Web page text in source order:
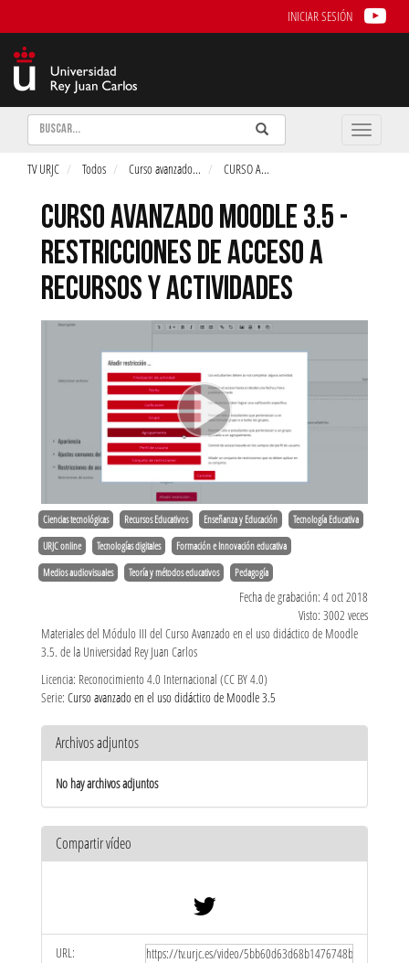
INICIAR SESIÓN
Buscar Enviar
Buscar
Toggle
TV URJC Todos Curso avanzado... CURSO A...
CURSO AVANZADO MOODLE 3.5 -
RESTRICCIONES DE ACCESO A
RECURSOS Y ACTIVIDADES
Ciencias tecnológicas Recursos Educativos Enseñanza y Educación Tecnología Educativa
URJC online Tecnologías digitales Formación e Innovación educativa
Medios audiovisuales Teoría y métodos educativos Pedagogía
Fecha de grabación: 4 oct 2018
Visto: 3002 veces
Materiales del Módulo III del Curso Avanzado en el uso didáctico de Moodle
3.5. de la Universidad Rey Juan Carlos
Licencia: Reconocimiento 4.0 Internacional (CC BY 4.0)
Serie: Curso avanzado en el uso didáctico de Moodle 3.5
Archivos adjuntos
No hay archivos adjuntos
Compartir vídeo
URL: